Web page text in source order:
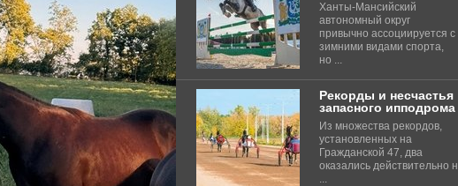
Ханты-Мансийский
автономный округ
привычно ассоциируется с
зимними видами спорта,
но ...
Рекорды и несчастья
запасного ипподрома
Из множества рекордов,
установленных на
Гражданской 47, два
оказались действительно н
...